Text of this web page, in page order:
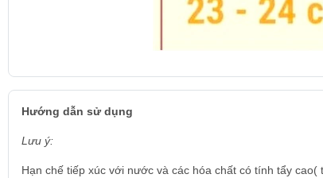
Hướng dẫn sử dụng
Lưu ý:
Hạn chế tiếp xúc với nước và các hóa chất có tính tẩy